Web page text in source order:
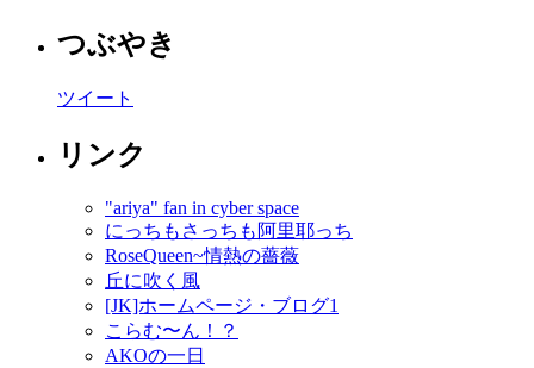
つぶやき
ツイート
リンク
"ariya" fan in cyber space
にっちもさっちも阿里耶っち
RoseQueen~情熱の薔薇
丘に吹く風
[JK]ホームページ・ブログ1
こらむ〜ん！？
AKOの一日